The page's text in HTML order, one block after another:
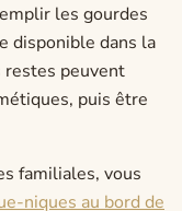
les gourdes
disponible dans la
restes peuvent
puis être
familiales, vous
niques au bord de